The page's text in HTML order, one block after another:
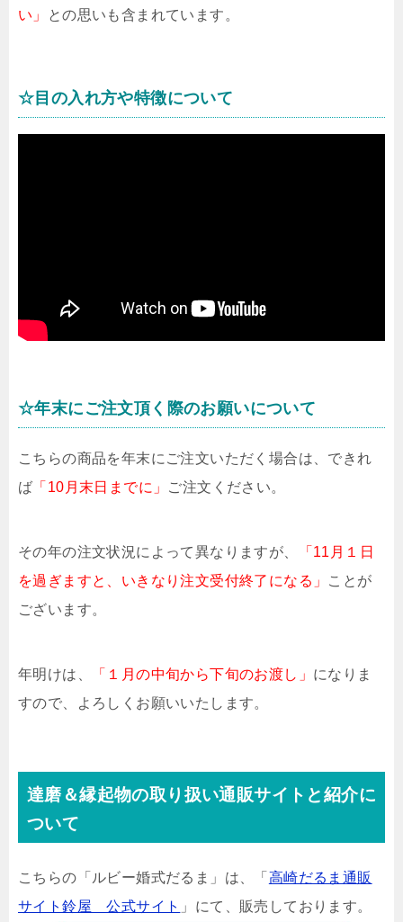
い」
との思いも含まれています。
☆目の入れ方や特徴について
☆年末にご注文頂く際のお願いについて
こちらの商品を年末にご注文いただく場合は、できれ
ば 「10月末日までに」 ご注文ください。
その年の注文状況によって異なりますが、
「11月１日
を過ぎますと、いきなり注文受付終了になる」 ことが
ございます。
年明けは、 「１月の中旬から下旬のお渡し」 になりま
すので、よろしくお願いいたします。
達磨＆縁起物の取り扱い通販サイトと紹介に
ついて
こちらの「ルビー婚式だるま」は、「 高崎だるま通販
サイト鈴屋 公式サイト 」にて、販売しております。